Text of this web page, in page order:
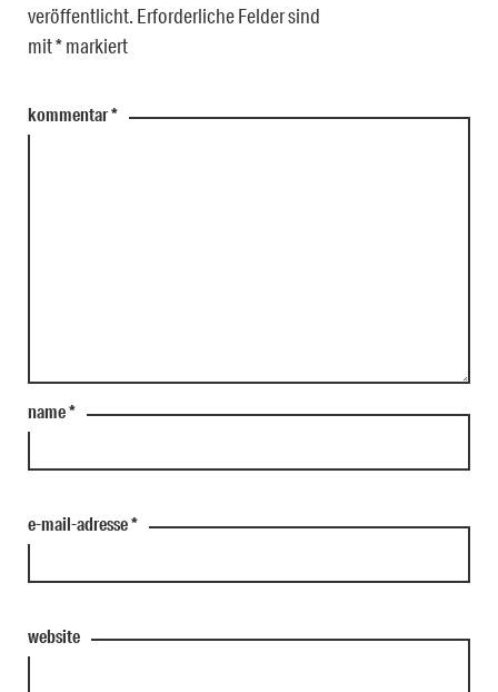
veröffentlicht. Erforderliche Felder sind
mit*markiert
kommentar*
name*
e-mail-adresse*
website